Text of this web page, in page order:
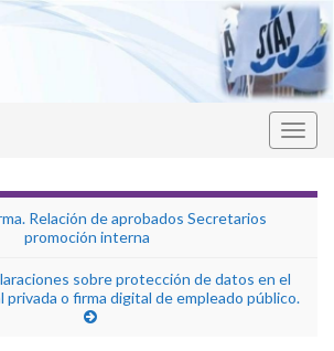
Relación de aprobados Secretarios
promoción interna
sobre protección de datos en el
privada o firma digital de empleado público.